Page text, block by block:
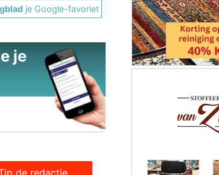
je Google-favoriet
je